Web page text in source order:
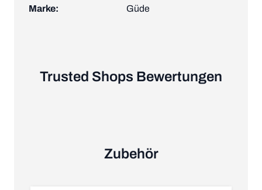
Marke: Güde
Trusted Shops Bewertungen
Zubehör